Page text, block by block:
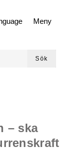
Meny
Sök
– ska